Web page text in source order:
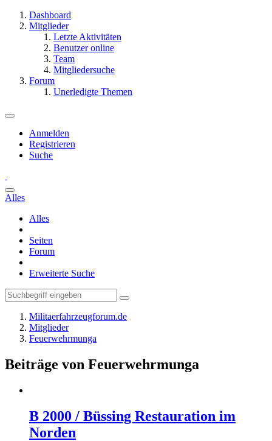
Dashboard
Mitglieder
Letzte Aktivitäten
Benutzer online
Team
Mitgliedersuche
Forum
Unerledigte Themen
Anmelden
Registrieren
Suche
Alles
Alles
Seiten
Forum
Erweiterte Suche
Militaerfahrzeugforum.de
Mitglieder
Feuerwehrmunga
Beiträge von Feuerwehrmunga
B 2000 / Büssing Restauration im
Norden